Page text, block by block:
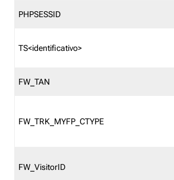
PHPSESSID
TS<identificativo>
FW_TAN
FW_TRK_MYFP_CTYPE
FW_VisitorID